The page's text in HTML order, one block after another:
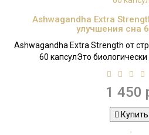
Ashwagandha Extra
улучшения сна
Ashwagandha Extra Strength от
60 капсулЭто биологически
1 450
Купить